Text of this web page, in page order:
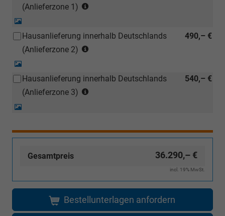
bei
Händler
kostengünstiger
(Anlieferzone 1)
(ausgenommen
490,– €
Hausanlieferung innerhalb Deutschlands
(Anlieferzone 2)
(ausgenommen
540,– €
Hausanlieferung innerhalb Deutschlands
(Anlieferzone 3)
Inselanlieferungen)
Gesamtpreis 36.290,– €
incl. 19% MwSt.
Bestellunterlagen anfordern